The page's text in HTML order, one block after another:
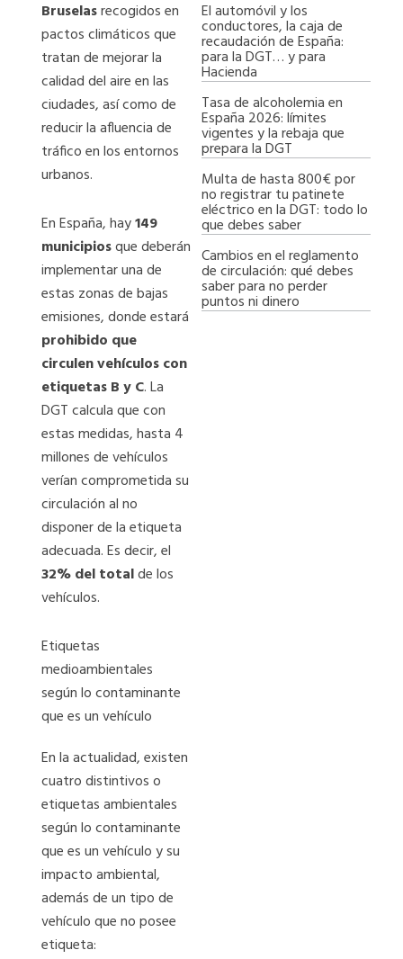
Bruselasrecogidos en
pactos climáticos que
tratan de mejorar la
calidad del aire en las
ciudades, así como de
reducir la afluencia de
tráfico en los entornos
urbanos.
En España, hay149
municipiosque deberán
implementar una de
estas zonas de bajas
emisiones, donde estará
prohibido que
circulen vehículos con
etiquetas B y C. La
DGT calcula que con
estas medidas, hasta 4
millones de vehículos
verían comprometida su
circulación al no
disponer de la etiqueta
adecuada. Es decir, el
32% del totalde los
vehículos.
Etiquetas
medioambientales
según lo contaminante
que es un vehículo
En la actualidad, existen
cuatro distintivos o
etiquetas ambientales
según lo contaminante
que es un vehículo y su
impacto ambiental,
además de un tipo de
vehículo que no posee
etiqueta:
El automóvil y los
conductores, la caja de
recaudación de España:
para la DGT… y para
Hacienda
Tasa de alcoholemia en
España 2026: límites
vigentes y la rebaja que
prepara la DGT
Multa de hasta 800€ por
no registrar tu patinete
eléctrico en la DGT: todo lo
que debes saber
Cambios en el reglamento
de circulación: qué debes
saber para no perder
puntos ni dinero